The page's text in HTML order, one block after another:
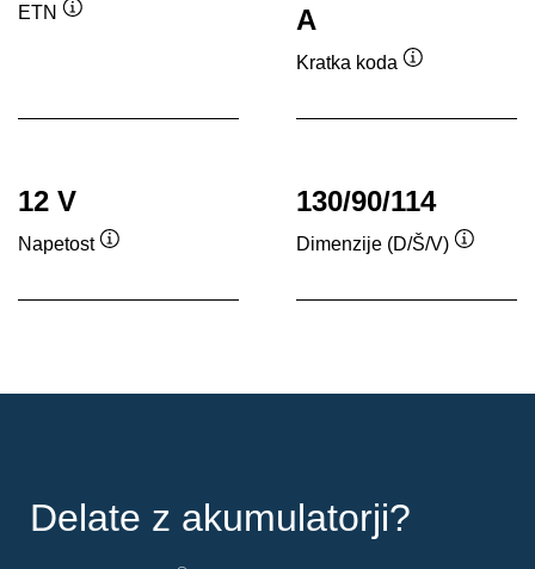
ETN
A
Kratka koda
12 V
Napetost
130/90/114
Dimenzije (D/Š/V)
Delate z akumulatorji?